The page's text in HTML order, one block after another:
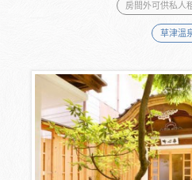
房間外可供私人
草津溫